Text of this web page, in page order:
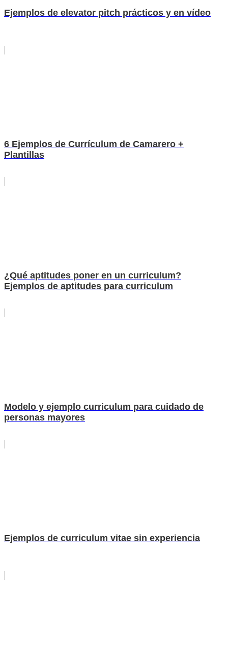
Ejemplos de elevator pitch prácticos y en vídeo
6 Ejemplos de Currículum de Camarero +
Plantillas
¿Qué aptitudes poner en un curriculum?
Ejemplos de aptitudes para curriculum
Modelo y ejemplo curriculum para cuidado de
personas mayores
Ejemplos de curriculum vitae sin experiencia